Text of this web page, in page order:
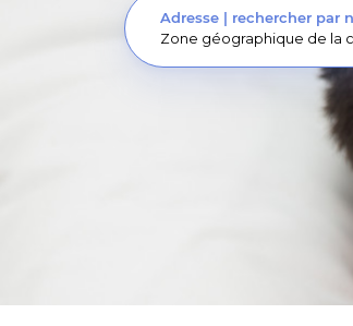
Adresse rechercher par